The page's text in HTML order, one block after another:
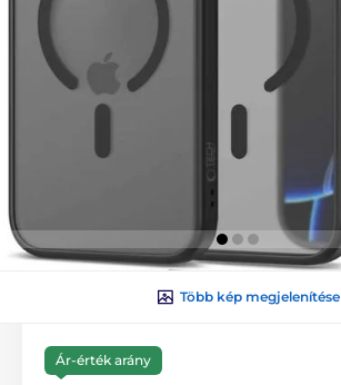
Több kép megjelenítése
Ár-érték arány